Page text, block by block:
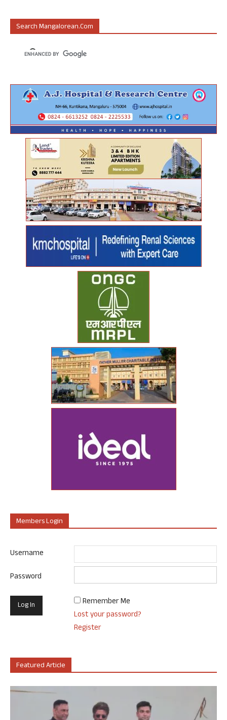
Search Mangalorean.com
Members Login
Username
Password
Remember Me
Lost your password?
Register
Featured Article